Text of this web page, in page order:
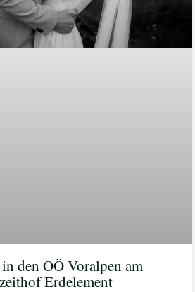
den OÖ Voralpen am
Erdelement